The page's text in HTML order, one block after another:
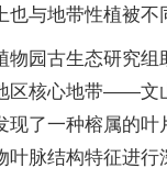
与地带性植被不
物园古生态研究组
区核心地带——文
现了一种榕属的叶
叶脉结构特征进行